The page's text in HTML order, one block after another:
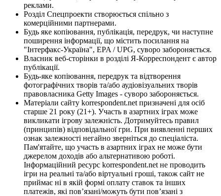
реклами.
Розділ Спецпроекти створюється спільно з
комерційними партнерами.
Будь яке копіювання, публікація, передрук, чи наступне
поширення інформації, що містить посилання на
"Інтерфакс-Україна", EPA / UPG, суворо забороняється.
Власник веб-сторінки в розділі Я-Корреспондент є автор
публікації.
Будь-яке копіювання, передрук та відтворення
фотографічних творів та/або аудіовізуальних творів
правовласника Getty Images - суворо забороняється.
Матеріали сайту korrespondent.net призначені для осіб
старше 21 року (21+). Участь в азартних іграх може
викликати ігрову залежність. Дотримуйтесь правил
(принципів) відповідальної гри. При виявленні перших
ознак залежності негайно зверніться до спеціаліста.
Пам'ятайте, що участь в азартних іграх не може бути
джерелом доходів або альтернативою роботі.
Інформаційний ресурс korrespondent.net не проводить
ігри на реальні та/або віртуальні гроші, також сайт не
приймає ні в якій формі оплату ставок та інших
платежів, які пов’язані/можуть бути пов’язані з